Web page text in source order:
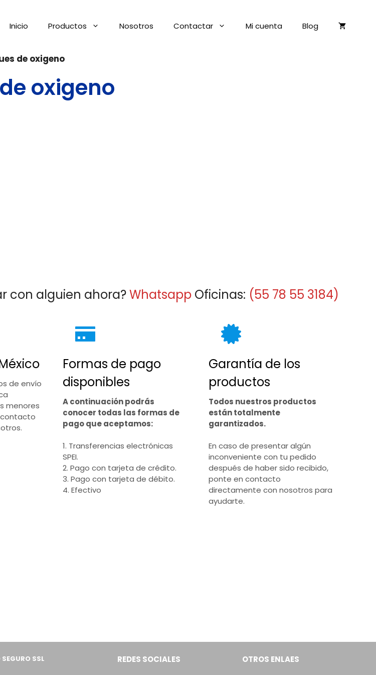
Inicio Productos Nosotros Contactar Mi cuenta Blog
de oxigeno
oxigeno
con alguien ahora?Whatsapp Oficinas: (55 78 55 3184)
de envío
menores
contacto
Formas de pago
disponibles
A continuación podrás
conocer todas las formas de
pago que aceptamos:
1. Transferencias electrónicas
SPEI.
2. Pago con tarjeta de crédito.
3. Pago con tarjeta de débito.
4. Efectivo
Garantía de los
productos
Todos nuestros productos
están totalmente
garantizados.
En caso de presentar algún
inconveniente con tu pedido
después de haber sido recibido,
ponte en contacto
directamente con nosotros para
ayudarte.
SSL REDES SOCIALES OTROS ENLAES